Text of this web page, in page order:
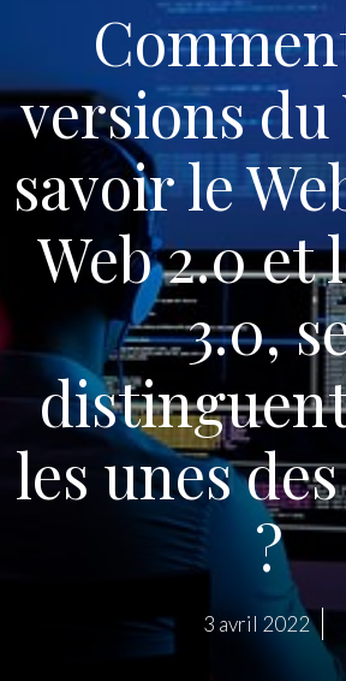
versions du
savoir le
Web 2.0 et
3.0,
les unes
?
3 avril 2022